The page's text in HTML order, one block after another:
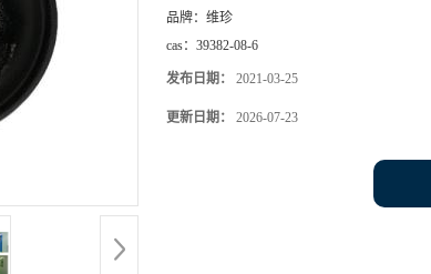
品牌： 维珍
cas： 39382-08-6
发布日期： 2021-03-25
更新日期： 2026-07-23